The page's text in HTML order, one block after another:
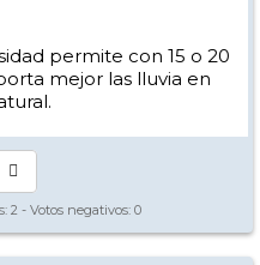
permite con 15 o 20
mejor las lluvia en
2 - Votos negativos: 0